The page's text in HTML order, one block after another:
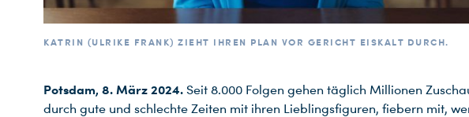
KATRIN (ULRIKE FRANK) ZIEHT IHREN PLAN VOR GERICHT EISKALT DURCH.
Potsdam, 8. März 2024. Seit 8.000 Folgen gehen täglich Millionen
durch gute und schlechte Zeiten mit ihren Lieblingsfiguren, fiebern mit,